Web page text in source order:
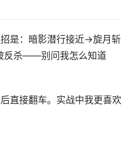
是：暗影潜行接近→旋月斩
反杀——别问我怎么知道
直接翻车。实战中我更喜欢